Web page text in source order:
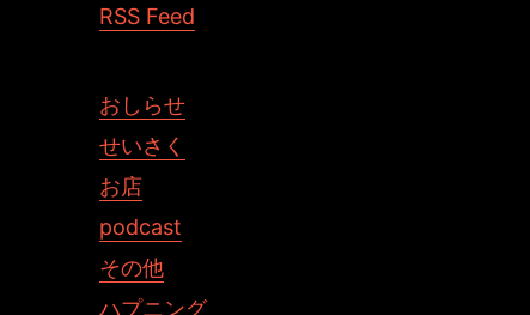
RSS Feed
おしらせ
せいさく
お店
podcast
その他
ハプニング